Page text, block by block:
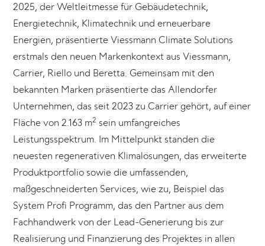
2025, der Weltleitmesse für Gebäudetechnik,
Energietechnik, Klimatechnik und erneuerbare
Energien, präsentierte Viessmann Climate Solutions
erstmals den neuen Markenkontext aus Viessmann,
Carrier, Riello und Beretta. Gemeinsam mit den
bekannten Marken präsentierte das Allendorfer
Unternehmen, das seit 2023 zu Carrier gehört, auf einer
Fläche von 2.163 m2 sein umfangreiches
Leistungsspektrum. Im Mittelpunkt standen die
neuesten regenerativen Klimalösungen, das erweiterte
Produktportfolio sowie die umfassenden,
maßgeschneiderten Services, wie zu, Beispiel das
System Profi Programm, das den Partner aus dem
Fachhandwerk von der Lead-Generierung bis zur
Realisierung und Finanzierung des Projektes in allen